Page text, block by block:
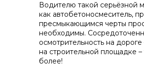
Водителю такой серьёзной
как автобетоносмеситель,
пресмыкающимся черты
необходимы.
осмотрительность на
на строительной площадке –
более!